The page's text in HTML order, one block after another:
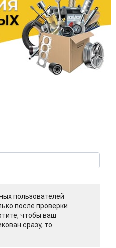
пользователей
после проверки
чтобы ваш
сразу, то